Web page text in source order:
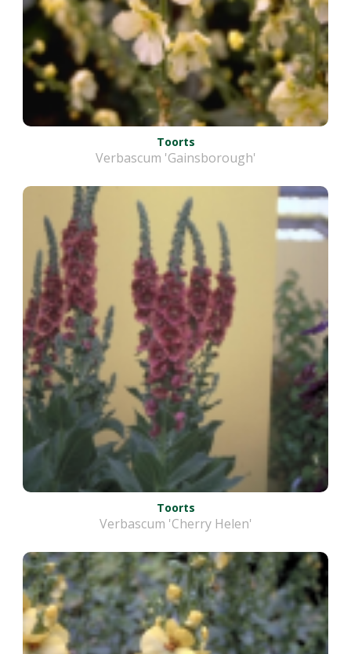
Toorts
Verbascum 'Gainsborough'
Toorts
Verbascum 'Cherry Helen'